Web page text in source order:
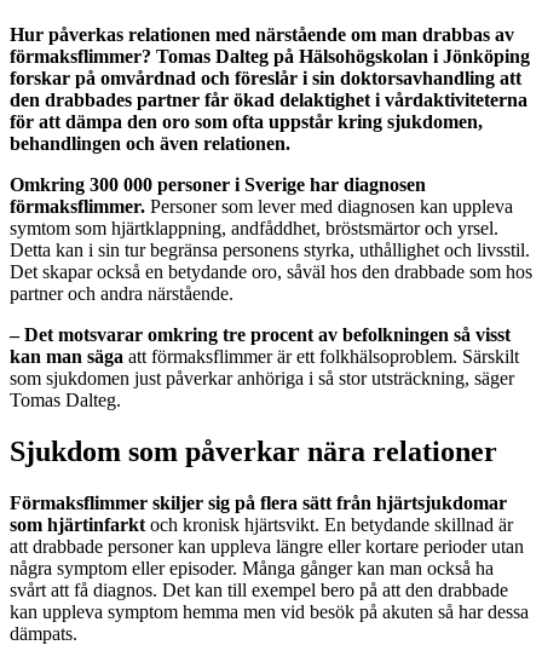
Hur påverkas relationen med närstående om man drabbas av
förmaksflimmer? Tomas Dalteg på Hälsohögskolan i Jönköping
forskar på omvårdnad och föreslår i sin doktorsavhandling att
den drabbades partner får ökad delaktighet i vårdaktiviteterna
för att dämpa den oro som ofta uppstår kring sjukdomen,
behandlingen och även relationen.
Omkring 300 000 personer i Sverige har diagnosen
förmaksflimmer. Personer som lever med diagnosen kan uppleva
symtom som hjärtklappning, andfåddhet, bröstsmärtor och yrsel.
Detta kan i sin tur begränsa personens styrka, uthållighet och livsstil.
Det skapar också en betydande oro, såväl hos den drabbade som hos
partner och andra närstående.
– Det motsvarar omkring tre procent av befolkningen så visst
kan man säga att förmaksflimmer är ett folkhälsoproblem. Särskilt
som sjukdomen just påverkar anhöriga i så stor utsträckning, säger
Tomas Dalteg.
Sjukdom som påverkar nära relationer
Förmaksflimmer skiljer sig på flera sätt från hjärtsjukdomar
som hjärtinfarkt och kronisk hjärtsvikt. En betydande skillnad är
att drabbade personer kan uppleva längre eller kortare perioder utan
några symptom eller episoder. Många gånger kan man också ha
svårt att få diagnos. Det kan till exempel bero på att den drabbade
kan uppleva symptom hemma men vid besök på akuten så har dessa
dämpats.